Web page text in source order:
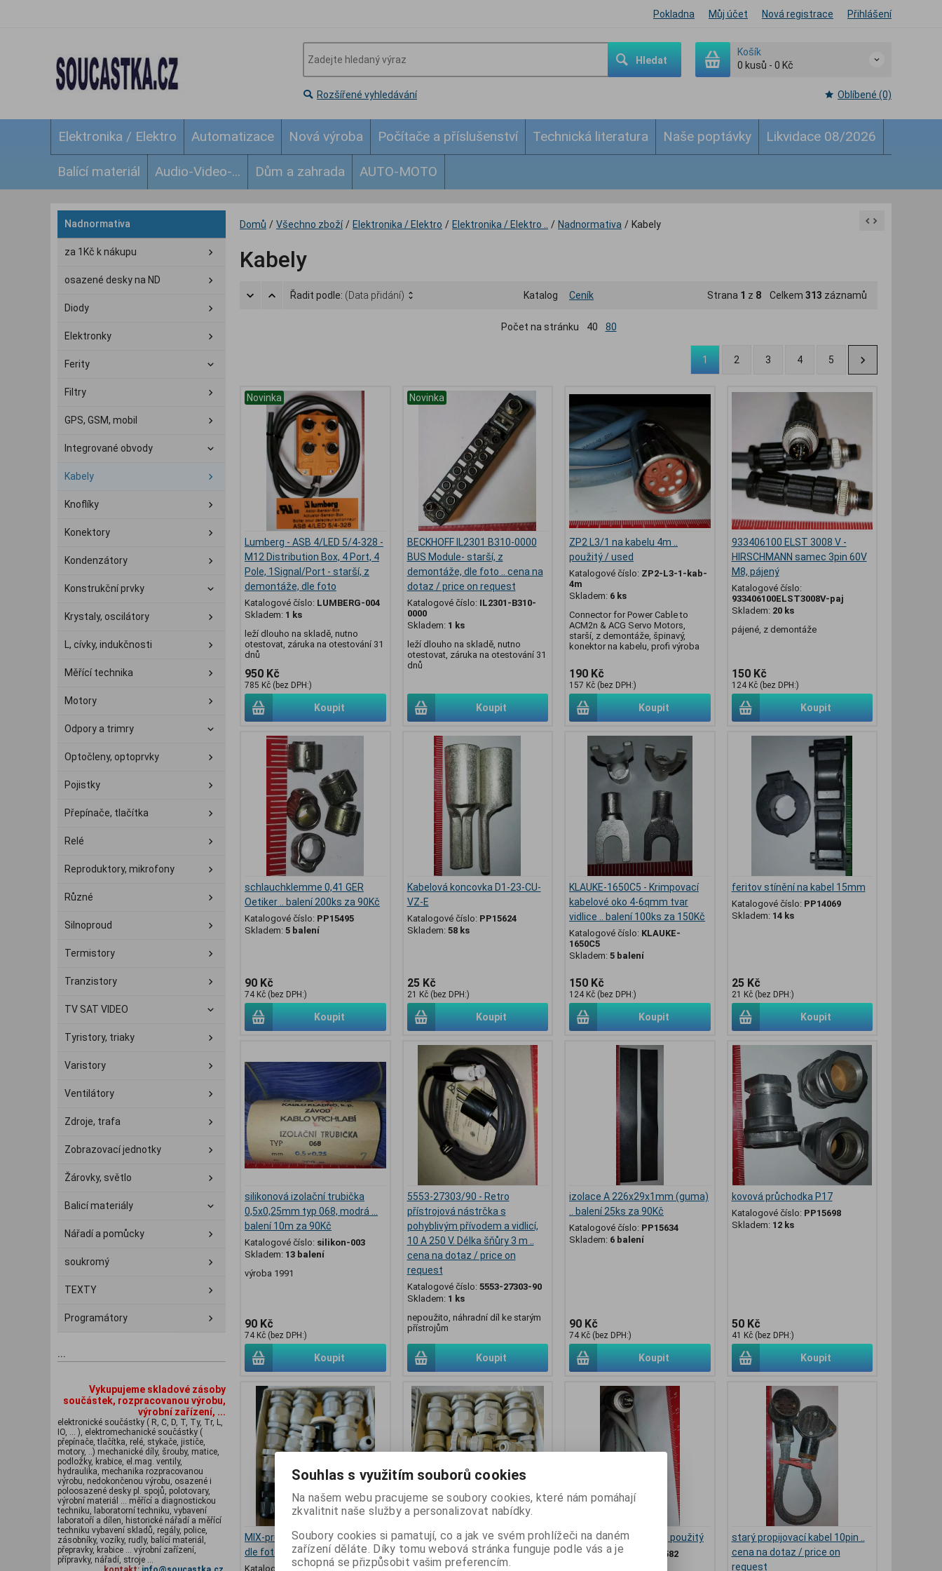
Pokladna Můj účet Nová registrace Přihlášení
Hledat
Košík
0 kusů - 0 Kč
Rozšířené vyhledávání Oblíbené (0)
Elektronika / Elektro Automatizace Nová výroba Počítače a příslušenství Technická literatura Naše poptávky Likvidace 08/2026
Balící materiál Audio-Video-... Dům a zahrada AUTO-MOTO
Nadnormativa
za 1Kč k nákupu
osazené desky na ND
Diody
Elektronky
Ferity
Filtry
GPS, GSM, mobil
Integrované obvody
Kabely
Knoflíky
Konektory
Kondenzátory
Konstrukční prvky
Krystaly, oscilátory
L, cívky, indukčnosti
Měřící technika
Motory
Odpory a trimry
Optočleny, optoprvky
Pojistky
Přepínače, tlačítka
Relé
Reproduktory, mikrofony
Různé
Silnoproud
Termistory
Tranzistory
TV SAT VIDEO
Tyristory, triaky
Varistory
Ventilátory
Zdroje, trafa
Zobrazovací jednotky
Žárovky, světlo
Balicí materiály
Nářadí a pomůcky
soukromý
TEXTY
Programátory
...
Vykupujeme skladové zásoby
součástek, rozpracovanou výrobu,
výrobní zařízení, ...
elektronické součástky ( R, C, D, T, Ty, Tr, L,
IO, ... ), elektromechanické součástky (
přepínače, tlačítka, relé, stykače, jističe,
motory, ..) mechanické díly, šrouby, matice,
podložky, krabice, el.mag. ventily,
hydraulika, mechanika rozpracovanou
výrobu, nedokončenou výrobu, osazené i
poloosazené desky pl. spojů, polotovary,
výrobní materiál ... měřící a diagnostickou
techniku, laboratorní techniku, vybavení
laboratoří a dílen, historické nářadí a měřící
techniku vybavení skladů, regály, police,
zásobníky, vozíky, rudly, balící materiál,
přepravky, krabice ... výrobní zařízení,
přípravky, nářadí, stroje ...
Domů / Všechno zboží / Elektronika / Elektro / Elektronika / Elektro .. / Nadnormativa / Kabely
Kabely
Řadit podle: (Data přidání) Katalog Ceník Strana 1 z 8 Celkem 313 záznamů
Počet na stránku 40 80
1 2 3 4 5
Novinka
Lumberg - ASB 4/LED 5/4-328 -
M12 Distribution Box, 4 Port, 4
Pole, 1Signal/Port - starší, z
demontáže, dle foto
Katalogové číslo: LUMBERG-004
Skladem: 1 ks
leží dlouho na skladě, nutno
otestovat, záruka na otestování 31
dnů
950 Kč
785 Kč (bez DPH:)
Koupit
Novinka
BECKHOFF IL2301 B310-0000
BUS Module- starší, z
demontáže, dle foto .. cena na
dotaz / price on request
Katalogové číslo: IL2301-B310-
0000
Skladem: 1 ks
leží dlouho na skladě, nutno
otestovat, záruka na otestování 31
dnů
Koupit
ZP2 L3/1 na kabelu 4m ..
použitý / used
Katalogové číslo: ZP2-L3-1-kab-
4m
Skladem: 6 ks
Connector for Power Cable to
ACM2n & ACG Servo Motors,
starší, z demontáže, špinavý,
konektor na kabelu, profi výroba
190 Kč
157 Kč (bez DPH:)
Koupit
933406100 ELST 3008 V -
HIRSCHMANN samec 3pin 60V
M8, pájený
Katalogové číslo:
933406100ELST3008V-paj
Skladem: 20 ks
pájené, z demontáže
150 Kč
124 Kč (bez DPH:)
Koupit
schlauchklemme 0,41 GER
Oetiker .. balení 200ks za 90Kč
Katalogové číslo: PP15495
Skladem: 5 balení
90 Kč
74 Kč (bez DPH:)
Koupit
Kabelová koncovka D1-23-CU-
VZ-E
Katalogové číslo: PP15624
Skladem: 58 ks
25 Kč
21 Kč (bez DPH:)
Koupit
KLAUKE-1650C5 - Krimpovací
kabelové oko 4-6qmm tvar
vidlice .. balení 100ks za 150Kč
Katalogové číslo: KLAUKE-
1650C5
Skladem: 5 balení
150 Kč
124 Kč (bez DPH:)
Koupit
feritov stínění na kabel 15mm
Katalogové číslo: PP14069
Skladem: 14 ks
25 Kč
21 Kč (bez DPH:)
Koupit
silikonová izolační trubička
0,5x0,25mm typ 068, modrá ...
balení 10m za 90Kč
Katalogové číslo: silikon-003
Skladem: 13 balení
výroba 1991
90 Kč
74 Kč (bez DPH:)
Koupit
5553-27303/90 - Retro
přístrojová nástrčka s
pohyblivým přívodem a vidlicí,
10 A 250 V. Délka šňůry 3 m ..
cena na dotaz / price on
request
Katalogové číslo: 5553-27303-90
Skladem: 1 ks
nepoužito, náhradní díl ke starým
přístrojům
Koupit
izolace A 226x29x1mm (guma)
.. balení 25ks za 90Kč
Katalogové číslo: PP15634
Skladem: 6 balení
90 Kč
74 Kč (bez DPH:)
Koupit
kovová průchodka P17
Katalogové číslo: PP15698
Skladem: 12 ks
50 Kč
41 Kč (bez DPH:)
Koupit
MIX-pruch-4 - mix průchodek
dle foto
Katalogové číslo:MIX-pruch-4
MIX-pruch-5 - mix průchodek
dle foto
Katalogové číslo:MIX-pruch-5
propojovací kabel, 4m, použitý
Katalogové číslo:
PP15582
starý propijovací kabel 10pin ..
cena na dotaz / price on
request
Souhlas s využitím souborů cookies
Na našem webu pracujeme se soubory cookies, které nám pomáhají
zkvalitnit naše služby a personalizovat nabídky.
Soubory cookies si pamatují, co a jak ve svém prohlížeči na daném
zařízení děláte. Díky tomu webová stránka funguje podle vás a je
schopná se přizpůsobit vašim preferencím.